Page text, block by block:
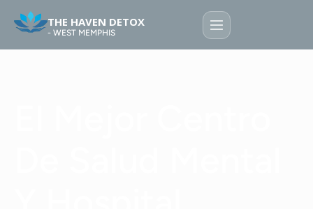
THE HAVEN DETOX
- WEST MEMPHIS